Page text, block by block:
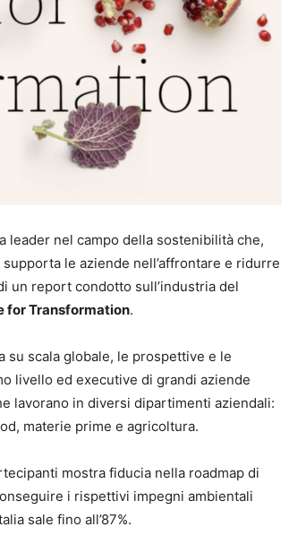
leader nel campo della sostenibilità che,
le aziende nell’affrontare e ridurre
un report condotto sull’industria del
for Transformation.
su scala globale, le prospettive e le
livello ed executive di grandi aziende
lavorano in diversi dipartimenti aziendali:
materie prime e agricoltura.
mostra fiducia nella roadmap di
i rispettivi impegni ambientali
sale fino all’87%.